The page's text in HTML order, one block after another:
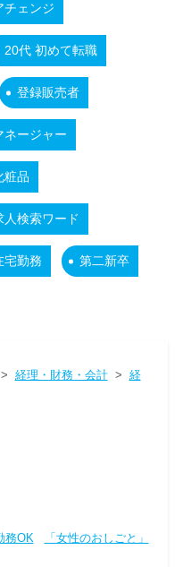
チェンジ
20代 初めて転職
登録販売者
ネージャー
粧品
人検索ワード
宅勤務 第二新卒
経理・財務・会計> 経
務OK
「女性のおしごと」